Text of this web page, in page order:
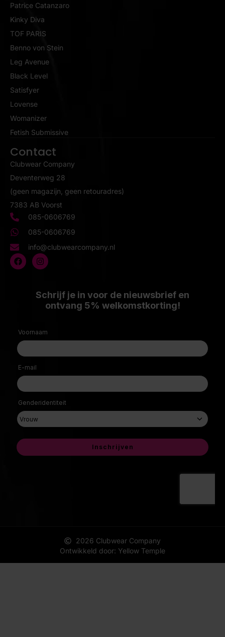
Patrice Catanzaro
Kinky Diva
TOF PARIS
Benno von Stein
Leg Avenue
Black Level
Satisfyer
Lovense
Womanizer
Fetish Submissive
Contact
Clubwear Company
Deventerweg 28
(geen magazijn, geen retouradres)
7383 AB Voorst
085-0606769
085-0606769
info@clubwearcompany.nl
2026 Clubwear Company
Ontwikkeld door: Yellow Temple